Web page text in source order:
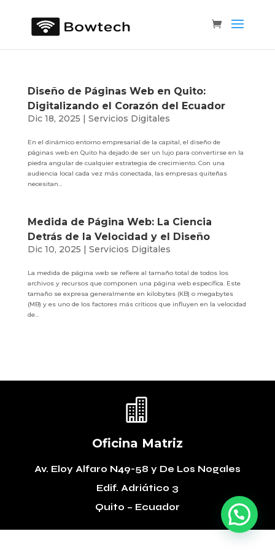
Diseño de Páginas Web en Quito:
Digitalizando el Corazón del Ecuador
Dic 18, 2025 | Servicios Digitales
En el dinámico entorno empresarial de la capital, el diseño de
páginas web en Quito ha dejado de ser un lujo para convertirse en la
piedra angular de cualquier estrategia de crecimiento. Con una
audiencia local cada vez más conectada, las empresas quiteñas
necesitan...
Medida de Página Web: La Ciencia
Detrás de la Velocidad y el Diseño
Dic 10, 2025 | Servicios Digitales
La medida de página web se refiere al tamaño total de todos los
archivos y recursos que componen una página web específica. Este
tamaño se expresa generalmente en kilobytes (KB) o megabytes
(MB) y es uno de los factores más críticos que influyen en la velocidad
de...

Oficina Matriz
Av. Eloy Alfaro N49-58 y De Los Nogales
Edif. Adriático 3
Quito – Ecuador